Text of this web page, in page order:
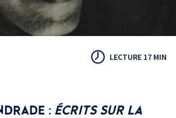
LECTURE 17 MIN
: ÉCRITS SUR LA